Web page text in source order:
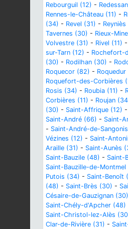
Rebourguil (12) -
Rennes-le-Château (11) -
(34) - Revel (31) -
Tavernes (30) - Rieux-
Volvestre (31) - Rivel (11) -
sur-Tarn (12) - Rochefort-
(30) - Rodilhan (30) -
Roquecor (82) -
Roquefort-des-Corbières
Rosis (34) - Roubia (11) -
Corbières (11) - Roujan
(30) - Saint-Affrique (12) -
Saint-André (66) - Saint-
- Saint-André-de-
Vézines (12) - Saint-
Araille (31) - Saint-Aunès
Saint-Bauzile (48) - Saint-
Saint-Bauzille-de-Montmel
Putois (34) - Saint-Benoît
(48) - Saint-Brès (30) -
Césaire-de-Gauzignan (30)
Saint-Chély-d'Apcher (48)
Saint-Christol-lez-Alès
Clar-de-Rivière (31) -